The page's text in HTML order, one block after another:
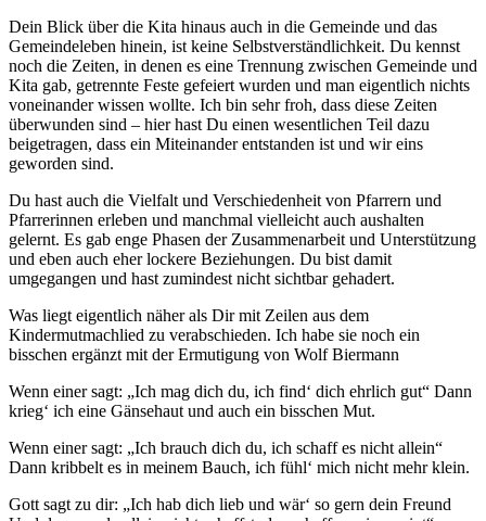
Dein Blick über die Kita hinaus auch in die Gemeinde und das
Gemeindeleben hinein, ist keine Selbstverständlichkeit. Du kennst
noch die Zeiten, in denen es eine Trennung zwischen Gemeinde und
Kita gab, getrennte Feste gefeiert wurden und man eigentlich nichts
voneinander wissen wollte. Ich bin sehr froh, dass diese Zeiten
überwunden sind – hier hast Du einen wesentlichen Teil dazu
beigetragen, dass ein Miteinander entstanden ist und wir eins
geworden sind.
Du hast auch die Vielfalt und Verschiedenheit von Pfarrern und
Pfarrerinnen erleben und manchmal vielleicht auch aushalten
gelernt. Es gab enge Phasen der Zusammenarbeit und Unterstützung
und eben auch eher lockere Beziehungen. Du bist damit
umgegangen und hast zumindest nicht sichtbar gehadert.
Was liegt eigentlich näher als Dir mit Zeilen aus dem
Kindermutmachlied zu verabschieden. Ich habe sie noch ein
bisschen ergänzt mit der Ermutigung von Wolf Biermann
Wenn einer sagt: „Ich mag dich du, ich find‘ dich ehrlich gut“ Dann
krieg‘ ich eine Gänsehaut und auch ein bisschen Mut.
Wenn einer sagt: „Ich brauch dich du, ich schaff es nicht allein“
Dann kribbelt es in meinem Bauch, ich fühl‘ mich nicht mehr klein.
Gott sagt zu dir: „Ich hab dich lieb und wär‘ so gern dein Freund